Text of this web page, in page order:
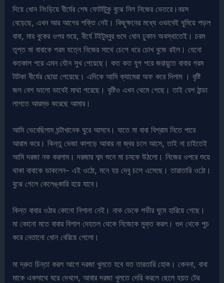
দিয়ে ধোন নিংড়িয়ে বীর্যের শেষ ফোটাটুকু বুঝে নিল নিজের ভেতরে।বয়স
বেড়েছে, এখন আর আগের শক্তি নেই। কিছুক্ষনের মধ্যে ওভাবেই ঘুমিয়ে পড়ল
বাবা, মার বুকের ওপর শুয়ে, বীর্যে টইটুম্বুর গুদে ধোন ঢুকান অবস্থাতেই। চরম
তৃপ্ত মা বাবাকে পরম যত্নে নিজের সাথে চেপে ধরে চোখ বুজে রইল। যেনো
কতকাল পরে এমন যৌন সুখ পেয়েছে। কত কত যুগ পরে জরায়ুতে বাবার গরম
টাটকা বীর্যের ছোয়া পেয়েছে। এদিকে আমি ক্যামেরা অফ করে দিলাম । বৃষ্টি
জল বেশ ভালো ভাবেই মাথা পরেছে। বৃষ্টিও এখন থেমে গেছে। তাই বেশ ঠান্ডা
লাগতে আরম্ভ করেছে আমার।
আমি ভেবেছিলাম ঘন্টাখানেক ঘুরে আসবে। যাতে মা বাবা বিশ্রাম নিতে পারে
আরাম করে। কিন্তু ভেজা কাপড়ে আবার না জ্বর চলে আসে, তাই না চাইতেই
আমি দরজা নক করলাম। দরজার শব্দ শুনে মা চমকে উঠলো। নিজের ওপরে শুয়ে
থাকা বাবাকে ডাকলেন- এই ওঠো, মনে হয় দেবু চলে এসেছে। তারাতারি ওঠো।
বুঝে গেলে কেলেঙ্কারি হয়ে যাবে।
কিন্ত বাবার ওঠার কোনো নিশানা নেই। নাক ডেকে গভীর ঘুমে হারিয়ে গেছে।
মা কোনো মতে বাবার বিশাল দেহতল থেকে নিজেকে মুক্ত করল। গুদ থেকে পুচ
করে নেতানো ধোন বেরিয়ে গেলো।
মা দ্রুত চিন্তা করল আগে দরজা খুলতে হবে যত তারতারি হোক। কেননা, বাবা
মাকে একসাথে ঘরে দেখলে, আবার দরজা খুলতে দেরি করলে ছেলে হয়ত টের